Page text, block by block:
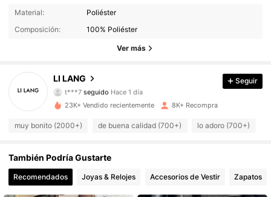
Material:
Poliéster
Composición:
100% Poliéster
Ver más
LI LANG
1.4K Seguidores
t***7seguido
4.87
1.4K Seguidores
4.87 1.4K Seguidores
4.87 1.4K Seguidores
Seguir
23K+ Vendido recientemente 8K+ Recompra
muy bonito (2000+) de buena calidad (700+) lo adoro (700+)
También Podría Gustarte
Recomendados Joyas & Relojes Accesorios de Vestir Zapatos